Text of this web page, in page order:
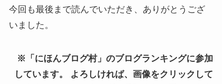
今回も最後まで読んでいただき、ありがとうござ
いました。
※「にほんブログ村」のブログランキングに参加
しています。 よろしければ、画像をクリックして